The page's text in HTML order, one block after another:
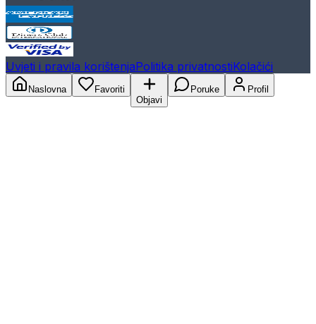
Uvjeti i pravila korištenjaPolitika privatnostiKolačići
Naslovna
Favoriti
Objavi
Poruke Profil